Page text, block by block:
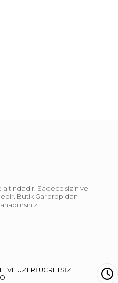
Sadece sizin ve
Butik Gardrop’dan
VE ÜZERİ ÜCRETSİZ